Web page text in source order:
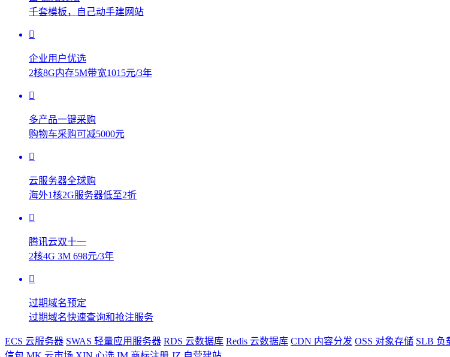
千套模板，自己动手建网站
企业用户优选
2核8G内存5M带宽1015元/3年
多产品一键采购
购物车采购可减5000元
云服务器全球购
海外1核2G服务器低至2折
腾讯云双十一
2核4G 3M 698元/3年
过期域名预定
过期域名快速查询和抢注服务
ECS 云服务器 SWAS 轻量应用服务器 RDS 云数据库 Redis 云数据库 CDN 内容分发 OSS 对象存储 SLB 负